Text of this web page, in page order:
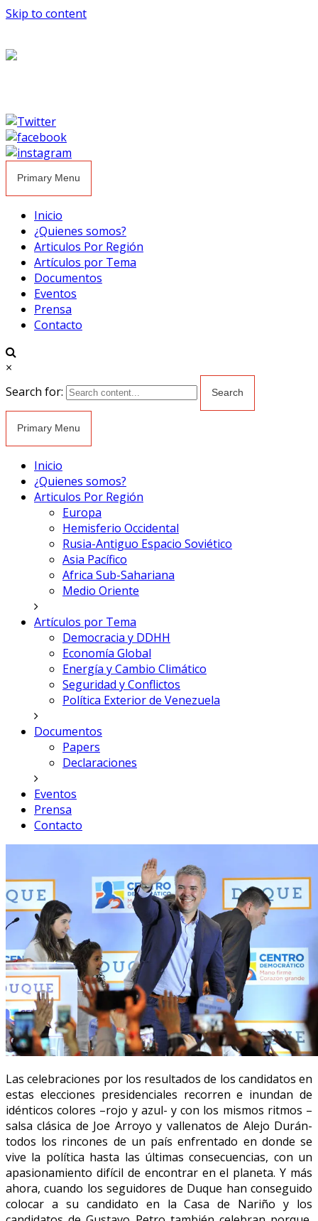
Skip to content
Primary Menu
Inicio
¿Quienes somos?
Articulos Por Región
Artículos por Tema
Documentos
Eventos
Prensa
Contacto
×
Search for:
Primary Menu
Inicio
¿Quienes somos?
Articulos Por Región
Europa
Hemisferio Occidental
Rusia-Antiguo Espacio Soviético
Asia Pacífico
Africa Sub-Sahariana
Medio Oriente
Artículos por Tema
Democracia y DDHH
Economía Global
Energía y Cambio Climático
Seguridad y Conflictos
Política Exterior de Venezuela
Documentos
Papers
Declaraciones
Eventos
Prensa
Contacto
Las celebraciones por los resultados de los candidatos en
estas elecciones presidenciales recorren e inundan de
idénticos colores –rojo y azul- y con los mismos ritmos –
salsa clásica de Joe Arroyo y vallenatos de Alejo Durán-
todos los rincones de un país enfrentado en donde se
vive la política hasta las últimas consecuencias, con un
apasionamiento difícil de encontrar en el planeta. Y más
ahora, cuando los seguidores de Duque han conseguido
colocar a su candidato en la Casa de Nariño y los